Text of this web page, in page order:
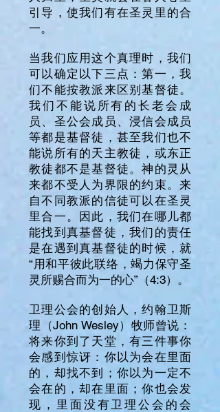
引导，使我们有在圣灵里的合
一。
当我们应用这个真理时，我们
可以确定以下三点：第一，我
们不能按教派来区别基督徒。
我们不能说所有的长老会成
员、圣公会成员、浸信会成员
等都是基督徒，甚至我们也不
能说所有的天主教徒，或东正
教徒都不是基督徒。神的灵从
来都不受人为界限的约束。来
自不同教派的信徒可以在圣灵
里合一。因此，我们在哪儿都
能找到真基督徒，我们的责任
是在遇到真基督徒的时候，就
“用和平彼此联络，竭力保守圣
灵所赐合而为一的心”（4:3）。
卫理公会的创始人，约翰卫斯
理（John Wesley）牧师曾说：
将来你到了天堂，有三件事你
会感到惊讶：你以为会在里面
的，却找不到；你以为一定不
会在的，却在里面；你也会发
现，里面没有卫理公会的会